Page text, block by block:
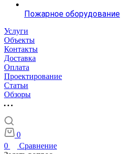
Пожарное оборудование
Услуги
Объекты
Контакты
Доставка
Оплата
Проектирование
Статьи
Обзоры
0
0
Сравнение